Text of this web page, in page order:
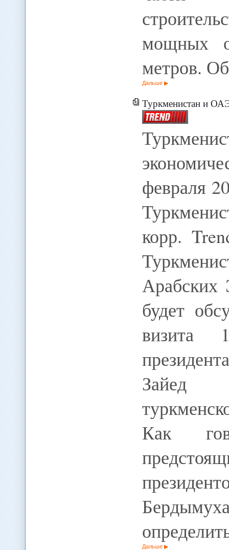
мощных
метров.
Дальше
Туркменистан и ОАЭ
февраля
корр.
будет
визита
Зайед
Как
Дальше